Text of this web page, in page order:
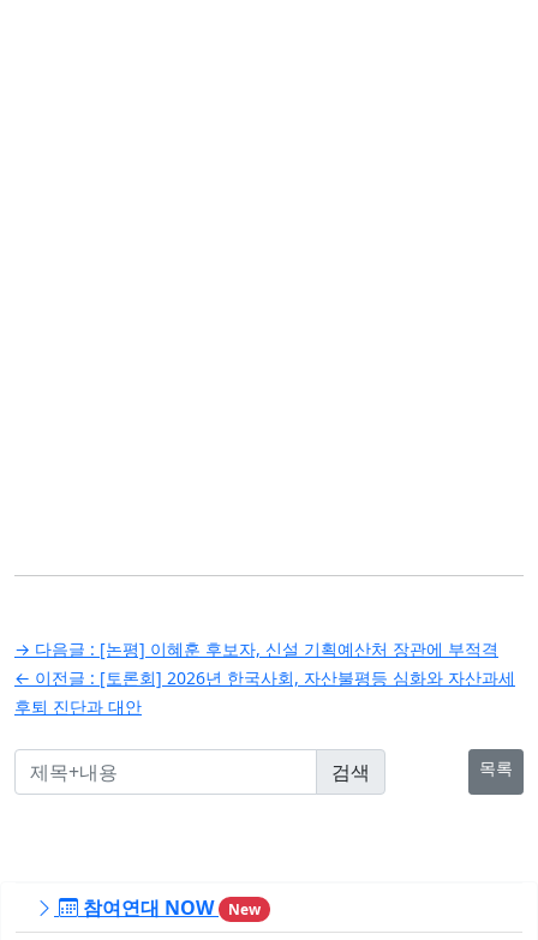
글
탐
색
→ 다음글 : [논평] 이혜훈 후보자, 신설 기획예산처 장관에 부적격
← 이전글 : [토론회] 2026년 한국사회, 자산불평등 심화와 자산과세
후퇴 진단과 대안
목록
참여연대 NOW New